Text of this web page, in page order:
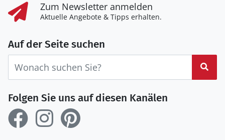
Zum Newsletter anmelden
Aktuelle Angebote & Tipps erhalten.
Auf der Seite suchen
Folgen Sie uns auf diesen Kanälen